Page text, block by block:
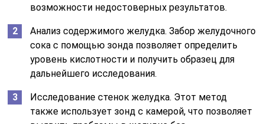
возможности недостоверных результатов.
Анализ содержимого желудка. Забор желудочного
сока с помощью зонда позволяет определить
уровень кислотности и получить образец для
дальнейшего исследования.
Исследование стенок желудка. Этот метод
также использует зонд с камерой, что позволяет